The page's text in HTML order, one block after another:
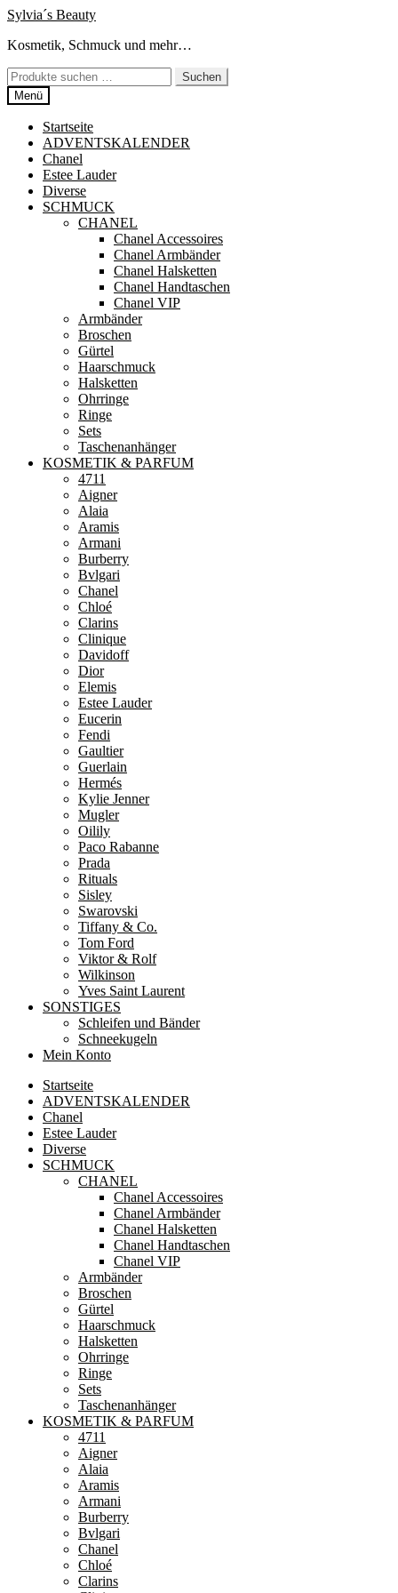
Zur
springen
Zum
springen
Sylvia´s Beauty
Kosmetik, Schmuck und mehr…
Suchen
nach:
Suchen
Menü
Startseite
ADVENTSKALENDER
Chanel
Estee Lauder
Diverse
SCHMUCK
CHANEL
Chanel Accessoires
Chanel Armbänder
Chanel Halsketten
Chanel Handtaschen
Chanel VIP
Armbänder
Broschen
Gürtel
Haarschmuck
Halsketten
Ohrringe
Ringe
Sets
Taschenanhänger
KOSMETIK & PARFUM
4711
Aigner
Alaia
Aramis
Armani
Burberry
Bvlgari
Chanel
Chloé
Clarins
Clinique
Davidoff
Dior
Elemis
Estee Lauder
Eucerin
Fendi
Gaultier
Guerlain
Hermés
Kylie Jenner
Mugler
Oilily
Paco Rabanne
Prada
Rituals
Sisley
Swarovski
Tiffany & Co.
Tom Ford
Viktor & Rolf
Wilkinson
Yves Saint Laurent
SONSTIGES
Schleifen und Bänder
Schneekugeln
Mein Konto
Startseite
ADVENTSKALENDER
Chanel
Estee Lauder
Diverse
SCHMUCK
CHANEL
Chanel Accessoires
Chanel Armbänder
Chanel Halsketten
Chanel Handtaschen
Chanel VIP
Armbänder
Broschen
Gürtel
Haarschmuck
Halsketten
Ohrringe
Ringe
Sets
Taschenanhänger
KOSMETIK & PARFUM
4711
Aigner
Alaia
Aramis
Armani
Burberry
Bvlgari
Chanel
Chloé
Clarins